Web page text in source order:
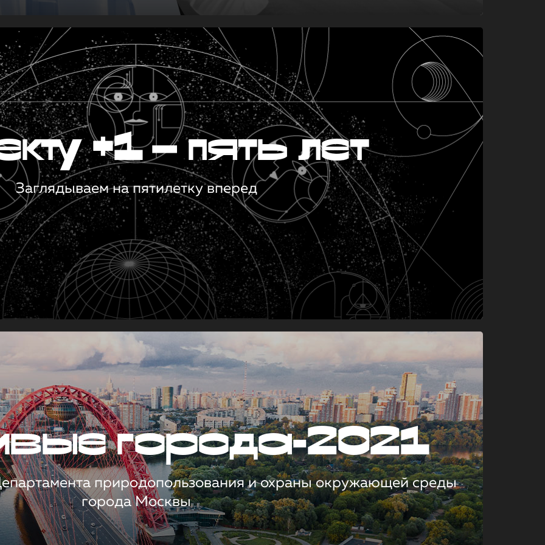
+1 — пять лет
Заглядываем на пятилетку вперед
города-2021
природопользования и охраны окружающей среды
города Москвы